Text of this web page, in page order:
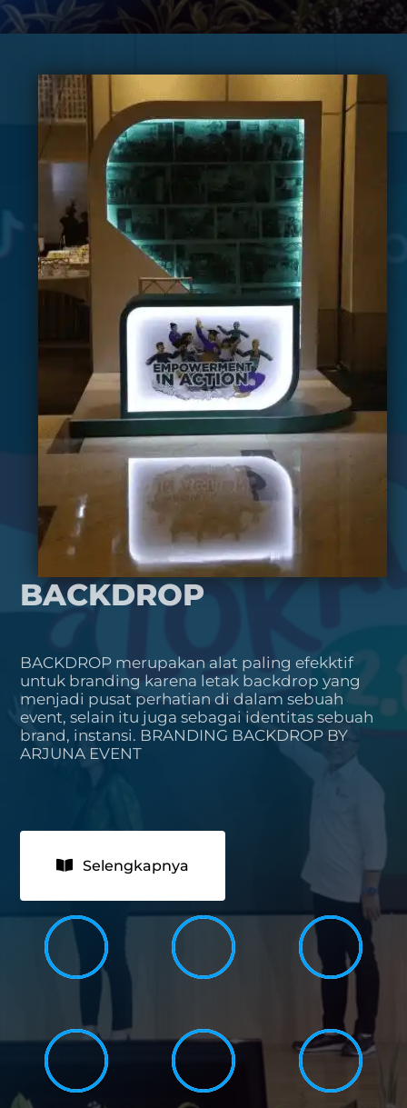
BACKDROP
BACKDROP merupakan alat paling efekktif
untuk branding karena letak backdrop yang
menjadi pusat perhatian di dalam sebuah
event, selain itu juga sebagai identitas sebuah
brand, instansi. BRANDING BACKDROP BY
ARJUNA EVENT
Selengkapnya